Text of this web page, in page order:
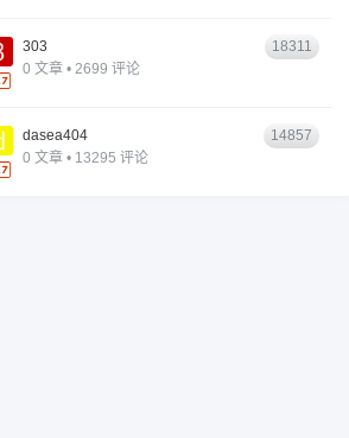
303
0 文章 • 2699 评论
18311
dasea404
0 文章 • 13295 评论
14857